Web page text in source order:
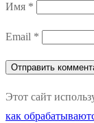
Имя *
Email *
Этот сайт
как